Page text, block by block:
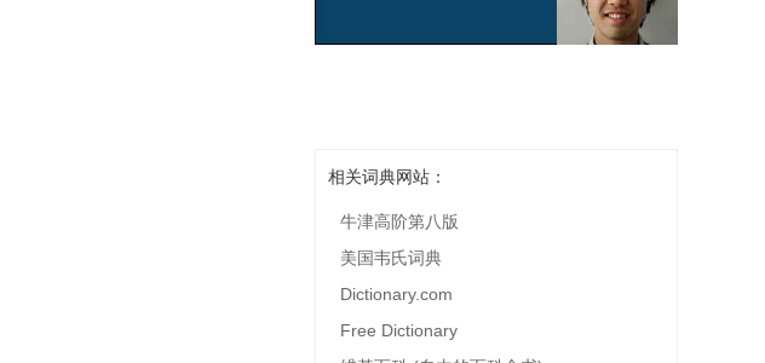
相关词典网站：
牛津高阶第八版
美国韦氏词典
Dictionary.com
Free Dictionary